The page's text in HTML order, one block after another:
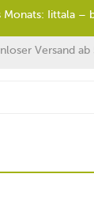
Versand
Monats: Iittala –